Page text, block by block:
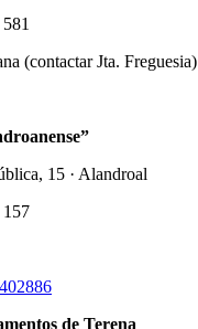
(contactar Jta. Freguesia)
15 · Alandroal
de Terena